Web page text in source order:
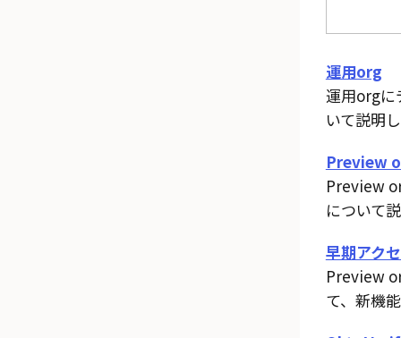
運用org
運用orgに
いて説明
Preview
Preview
について
早期アク
Preview
て、新機